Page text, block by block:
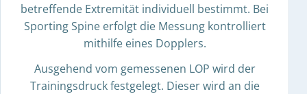
betreffende Extremität individuell bestimmt. Bei
Sporting Spine erfolgt die Messung kontrolliert
mithilfe eines Dopplers.
Ausgehend vom gemessenen LOP wird der
Trainingsdruck festgelegt. Dieser wird an die